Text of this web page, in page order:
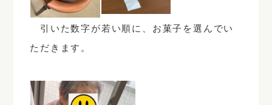
引いた数字が若い順に、お菓子を選んでい
ただきます。